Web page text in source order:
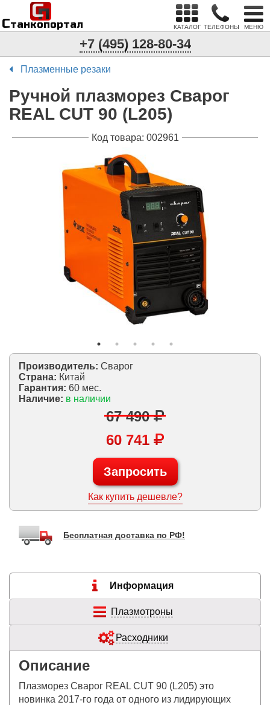
Станкопортал
п
С
КАТАЛОГ ТЕЛЕФОНЫ МЕНЮ
+7 (495) 128-80-34
Плазменные резаки
Ручной плазморез Сварог
REAL CUT 90 (L205)
Код товара: 002961
Производитель: Сварог
Страна: Китай
Гарантия: 60 мес.
Наличие: в наличии
67 490
60 741
Запросить
Как купить дешевле?
Бесплатная доставка по РФ!
Информация
Плазмотроны
Расходники
Описание
Плазморез Сварог REAL CUT 90 (L205) это
новинка 2017-го года от одного из лидирующих